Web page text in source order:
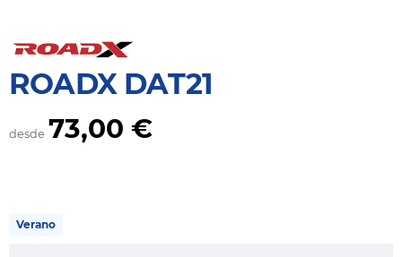
ROADX DAT21
desde 73,00 €
Verano